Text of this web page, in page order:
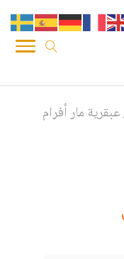
عبقرية مار أفرام